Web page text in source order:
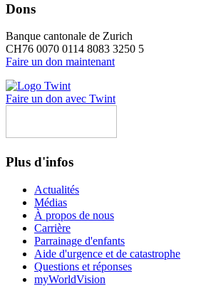
Dons
Banque cantonale de Zurich
CH76 0070 0114 8083 3250 5
Faire un don maintenant
Faire un don avec Twint
Plus d'infos
Actualités
Médias
À propos de nous
Carrière
Parrainage d'enfants
Aide d'urgence et de catastrophe
Questions et réponses
myWorldVision